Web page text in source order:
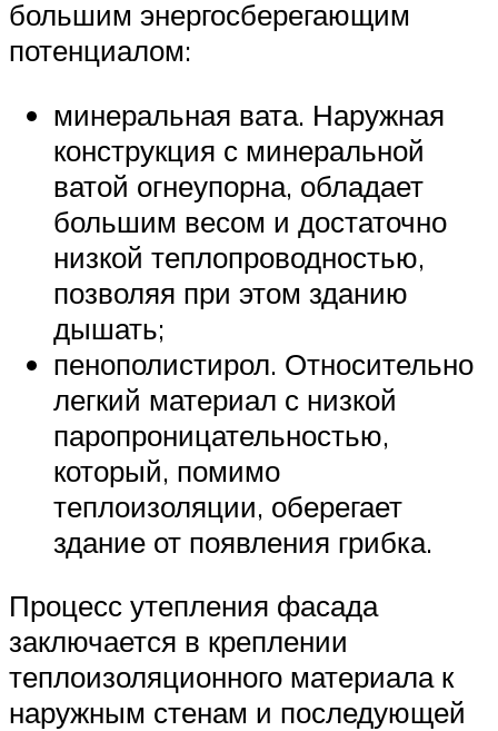
большим энергосберегающим
потенциалом:
минеральная вата. Наружная
конструкция с минеральной
ватой огнеупорна, обладает
большим весом и достаточно
низкой теплопроводностью,
позволяя при этом зданию
дышать;
пенополистирол. Относительно
легкий материал с низкой
паропроницательностью,
который, помимо
теплоизоляции, оберегает
здание от появления грибка.
Процесс утепления фасада
заключается в креплении
теплоизоляционного материала к
наружным стенам и последующей